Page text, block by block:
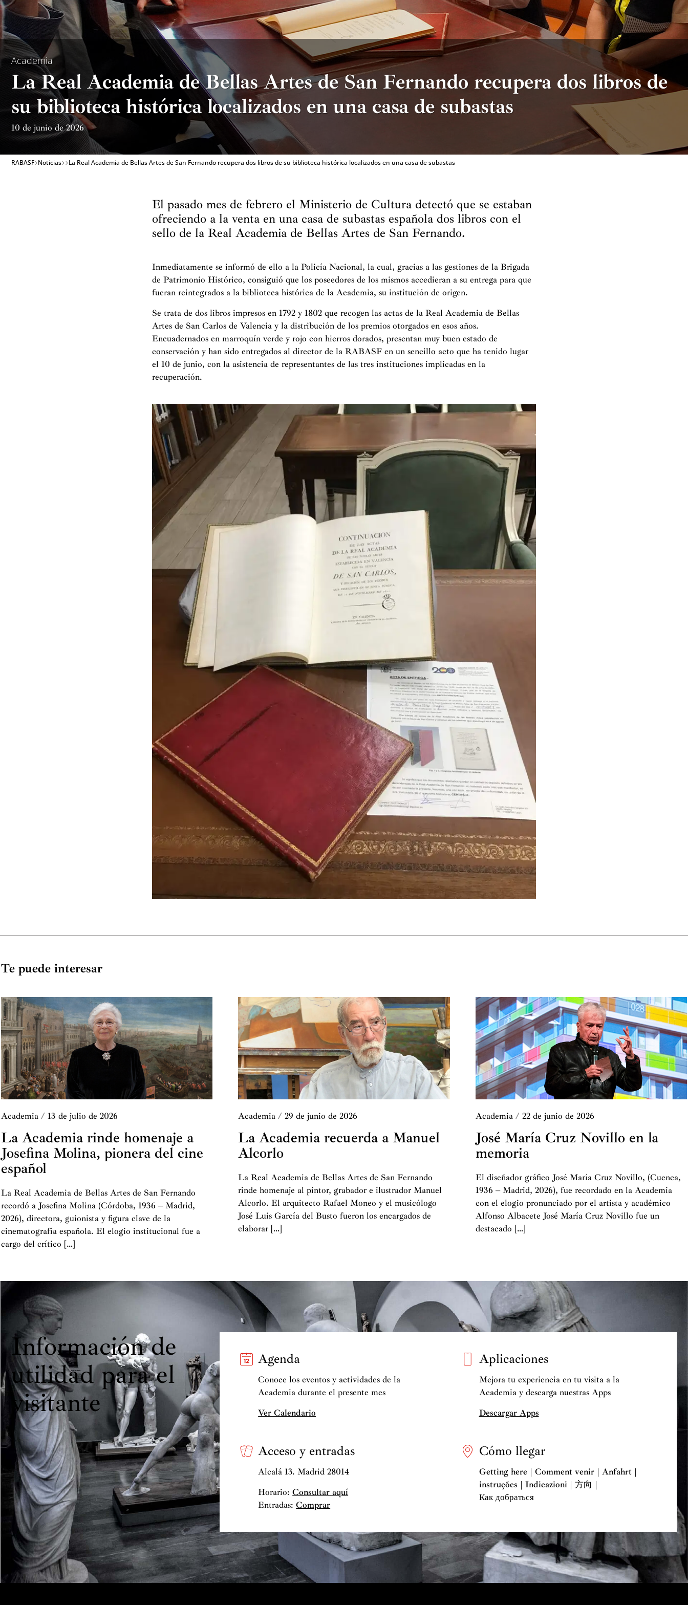
Academia
La Real Academia de Bellas Artes de San Fernando recupera dos libros de
su biblioteca histórica localizados en una casa de subastas
10 de junio de 2026
RABASF Noticias La Real Academia de Bellas Artes de San Fernando recupera dos libros de su biblioteca histórica localizados en una casa de subastas
El pasado mes de febrero el Ministerio de Cultura detectó que se estaban
ofreciendo a la venta en una casa de subastas española dos libros con el
sello de la Real Academia de Bellas Artes de San Fernando.
Inmediatamente se informó de ello a la Policía Nacional, la cual, gracias a las gestiones de la Brigada
de Patrimonio Histórico, consiguió que los poseedores de los mismos accedieran a su entrega para que
fueran reintegrados a la biblioteca histórica de la Academia, su institución de origen.
Se trata de dos libros impresos en 1792 y 1802 que recogen las actas de la Real Academia de Bellas
Artes de San Carlos de Valencia y la distribución de los premios otorgados en esos años.
Encuadernados en marroquín verde y rojo con hierros dorados, presentan muy buen estado de
conservación y han sido entregados al director de la RABASF en un sencillo acto que ha tenido lugar
el 10 de junio, con la asistencia de representantes de las tres instituciones implicadas en la
recuperación.
Te puede interesar
Academia / 13 de julio de 2026
La Academia rinde homenaje a
Josefina Molina, pionera del cine
español
La Real Academia de Bellas Artes de San Fernando
recordó a Josefina Molina (Córdoba, 1936 – Madrid,
2026), directora, guionista y figura clave de la
cinematografía española. El elogio institucional fue a
cargo del crítico […]
Academia /29 de junio de 2026
La Academia recuerda a Manuel
Alcorlo
La Real Academia de Bellas Artes de San Fernando
rinde homenaje al pintor, grabador e ilustrador Manuel
Alcorlo. El arquitecto Rafael Moneo y el musicólogo
José Luis García del Busto fueron los encargados de
elaborar […]
Academia/ 22 de junio de 2026
José María Cruz Novillo en la
memoria
El diseñador gráfico José María Cruz Novillo, (Cuenca,
1936 – Madrid, 2026), fue recordado en la Academia
con el elogio pronunciado por el artista y académico
Alfonso Albacete José María Cruz Novillo fue un
destacado […]
Información de
utilidad para el
visitante
Agenda
Conoce los eventos y actividades de la
Academia durante el presente mes
Ver Calendario
Aplicaciones
Mejora tu experiencia en tu visita a la
Academia y descarga nuestras Apps
Descargar Apps
Acceso y entradas
Alcalá 13. Madrid 28014
Horario:Consultar aquí
Entradas:Comprar
Cómo llegar
Getting here | Comment venir | Anfahrt |
instruções | Indicazioni | 方向 |
Как добраться